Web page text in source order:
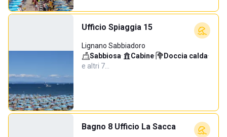
Ufficio Spiaggia 15
Lignano Sabbiadoro
Sabbiosa· Cabine· Doccia calda·
e altri 7…
Bagno 8 Ufficio La Sacca